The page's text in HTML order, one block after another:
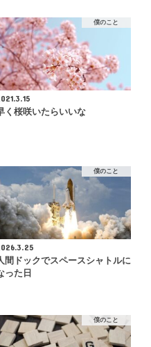
僕のこと
く桜咲いたらいいな
僕のこと
間ドックでスペースシャトルに
った日
僕のこと